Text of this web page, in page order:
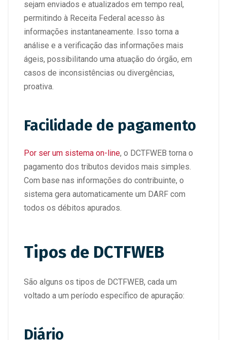
sejam enviados e atualizados em tempo real,
permitindo à Receita Federal acesso às
informações instantaneamente. Isso torna a
análise e a verificação das informações mais
ágeis, possibilitando uma atuação do órgão, em
casos de inconsistências ou divergências,
proativa.
Facilidade de pagamento
Por ser um sistema on-line, o DCTFWEB torna o
pagamento dos tributos devidos mais simples.
Com base nas informações do contribuinte, o
sistema gera automaticamente um DARF com
todos os débitos apurados.
Tipos de DCTFWEB
São alguns os tipos de DCTFWEB, cada um
voltado a um período específico de apuração:
Diário